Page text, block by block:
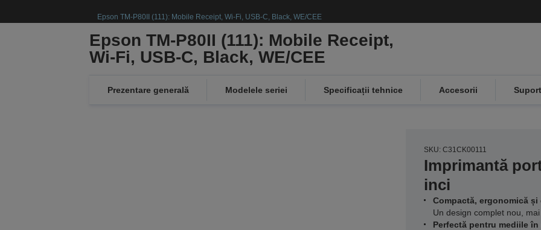
Epson TM-P80II (111): Mobile Receipt, Wi-Fi, USB-C, Black, WE/CEE
Epson TM-P80II (111): Mobile Receipt,
Wi-Fi, USB-C, Black, WE/CEE
Prezentare generală Modelele seriei Specificații tehnice Accesorii Suport
SKU: C31CK00111
Imprimantă
inci
Compactă, ergonomică și
Un design complet nou,
Perfectă pentru mediile în